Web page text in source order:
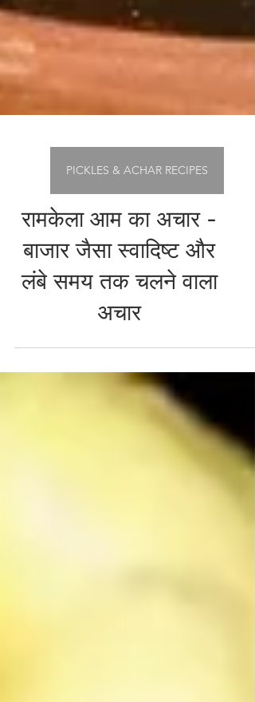
रामकेला आम का अचार -
बाजार जैसा स्वादिष्ट और
लंबे समय तक चलने वाला
अचार